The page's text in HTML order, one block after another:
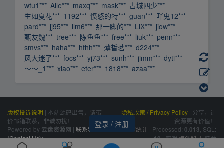
登录 / 注册
wtu1*** Alle*** maxq*** mask*** 古城四少***
生如夏花*** 1192*** 愤怒的特*** guan*** 吖鬼12***
pard*** jj95*** llm6*** 那一脚的*** LiX*** jiow***
甄友魏*** tree*** 陈鱼鱼*** free*** liuk*** penn***
smvs*** haha*** hfhh*** 薄皙茗*** d224***
风大迷了*** focs*** yj73*** sunh*** jimm*** dyti***
～～_1*** xiao*** eter*** 1818*** azaa***
版权投诉说明 | 本站源码出售，请带
价邮箱联系，非诚勿扰！
隐私政策 / Privacy Policy | 分享，让
资源更有价值！
Powered by 云盘资源网 | 联系我们
(Contact Us)：
百度统计 | Processed: 0.013 , SQL:
10|感谢恒创科技赞助